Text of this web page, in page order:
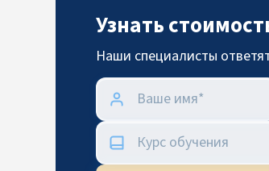
Узнать
Наши специалисты